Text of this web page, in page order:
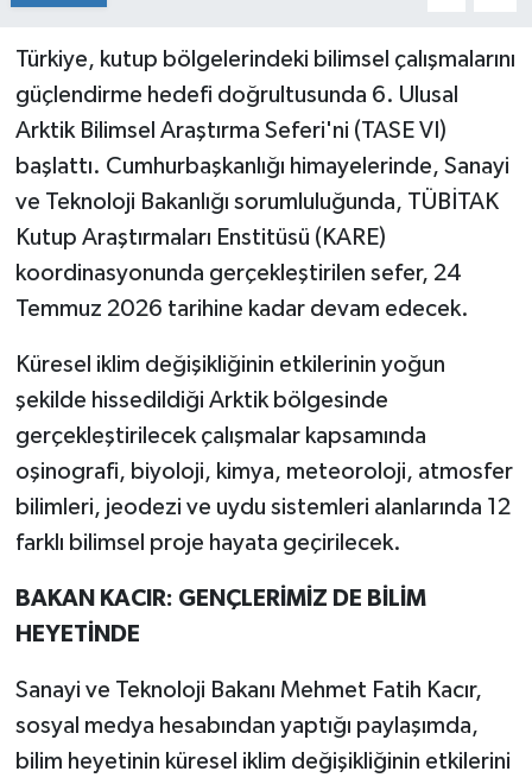
Türkiye, kutup bölgelerindeki bilimsel çalışmalarını
güçlendirme hedefi doğrultusunda 6. Ulusal
Arktik Bilimsel Araştırma Seferi'ni (TASE VI)
başlattı. Cumhurbaşkanlığı himayelerinde, Sanayi
ve Teknoloji Bakanlığı sorumluluğunda, TÜBİTAK
Kutup Araştırmaları Enstitüsü (KARE)
koordinasyonunda gerçekleştirilen sefer, 24
Temmuz 2026 tarihine kadar devam edecek.
Küresel iklim değişikliğinin etkilerinin yoğun
şekilde hissedildiği Arktik bölgesinde
gerçekleştirilecek çalışmalar kapsamında
oşinografi, biyoloji, kimya, meteoroloji, atmosfer
bilimleri, jeodezi ve uydu sistemleri alanlarında 12
farklı bilimsel proje hayata geçirilecek.
BAKAN KACIR: GENÇLERİMİZ DE BİLİM
HEYETİNDE
Sanayi ve Teknoloji Bakanı Mehmet Fatih Kacır,
sosyal medya hesabından yaptığı paylaşımda,
bilim heyetinin küresel iklim değişikliğinin etkilerini